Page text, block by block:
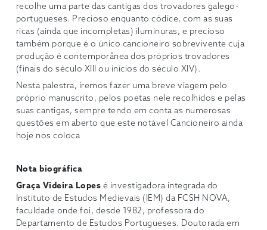
recolhe uma parte das cantigas dos trovadores galego-
portugueses. Precioso enquanto códice, com as suas
ricas (ainda que incompletas) iluminuras, e precioso
também porque é o único cancioneiro sobrevivente cuja
produção é contemporânea dos próprios trovadores
(finais do século XIII ou inícios do século XIV).
Nesta palestra, iremos fazer uma breve viagem pelo
próprio manuscrito, pelos poetas nele recolhidos e pelas
suas cantigas, sempre tendo em conta as numerosas
questões em aberto que este notável Cancioneiro ainda
hoje nos coloca
Nota biográfica
Graça Videira Lopes é investigadora integrada do
Instituto de Estudos Medievais (IEM) da FCSH NOVA,
faculdade onde foi, desde 1982, professora do
Departamento de Estudos Portugueses. Doutorada em